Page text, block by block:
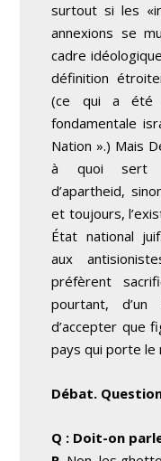
surtout si les
annexions se
cadre
définition
(ce qui a été
fondamentale
Nation ».) Mais
à quoi sert
d’apartheid,
et toujours,
État national
aux
préfèrent
pourtant,
d’accepter que
pays qui porte le
Débat.
Q : Doit-on